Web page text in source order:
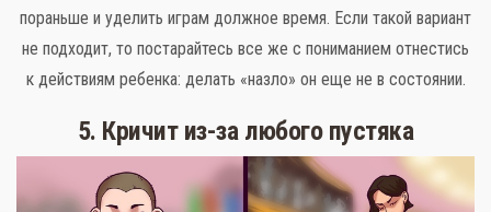
пораньше и уделить играм должное время. Если такой вариант
не подходит, то постарайтесь все же с пониманием отнестись
к действиям ребенка: делать «назло» он еще не в состоянии.
5. Кричит из-за любого пустяка